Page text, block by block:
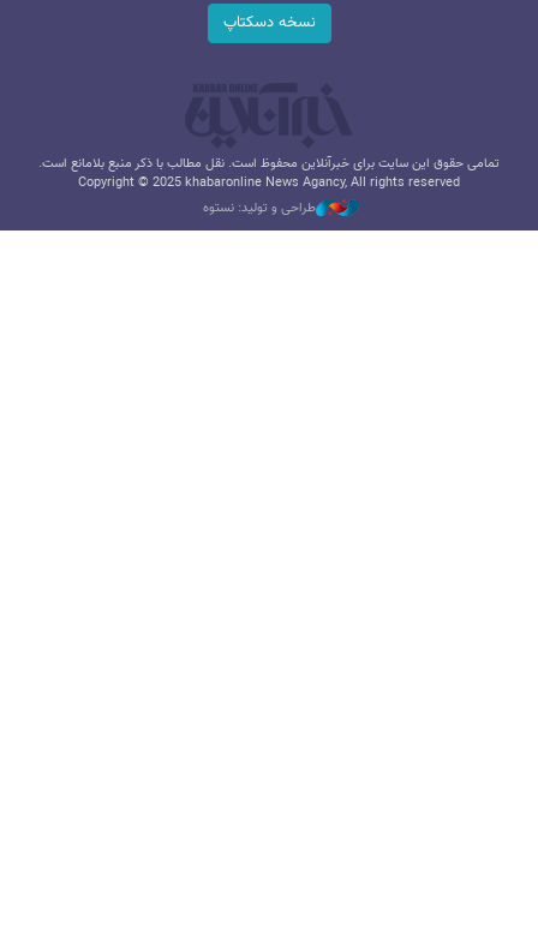
نسخه دسکتاپ
تمامی حقوق این سایت برای خبرآنلاین محفوظ است. نقل مطالب با ذکر منبع بلامانع است.
Copyright © 2025 khabaronline News Agancy, All rights reserved
طراحی و تولید: نستوه